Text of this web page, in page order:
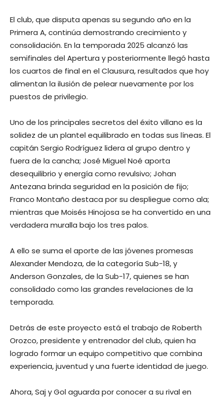
El club, que disputa apenas su segundo año en la
Primera A, continúa demostrando crecimiento y
consolidación. En la temporada 2025 alcanzó las
semifinales del Apertura y posteriormente llegó hasta
los cuartos de final en el Clausura, resultados que hoy
alimentan la ilusión de pelear nuevamente por los
puestos de privilegio.
Uno de los principales secretos del éxito villano es la
solidez de un plantel equilibrado en todas sus líneas. El
capitán Sergio Rodríguez lidera al grupo dentro y
fuera de la cancha; José Miguel Noé aporta
desequilibrio y energía como revulsivo; Johan
Antezana brinda seguridad en la posición de fijo;
Franco Montaño destaca por su despliegue como ala;
mientras que Moisés Hinojosa se ha convertido en una
verdadera muralla bajo los tres palos.
A ello se suma el aporte de las jóvenes promesas
Alexander Mendoza, de la categoría Sub-18, y
Anderson Gonzales, de la Sub-17, quienes se han
consolidado como las grandes revelaciones de la
temporada.
Detrás de este proyecto está el trabajo de Roberth
Orozco, presidente y entrenador del club, quien ha
logrado formar un equipo competitivo que combina
experiencia, juventud y una fuerte identidad de juego.
Ahora, Saj y Gol aguarda por conocer a su rival en